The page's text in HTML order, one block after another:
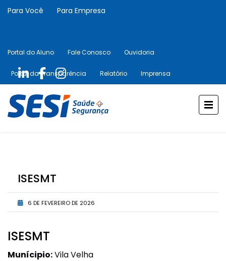
Para Você Para Empresa
Portal do Aluno Fale Conosco Ouvidoria
Portal da Transparência Relatório Imprensa
ISESMT
6 DE FEVEREIRO DE 2026
ISESMT
Munícipio:Vila Velha